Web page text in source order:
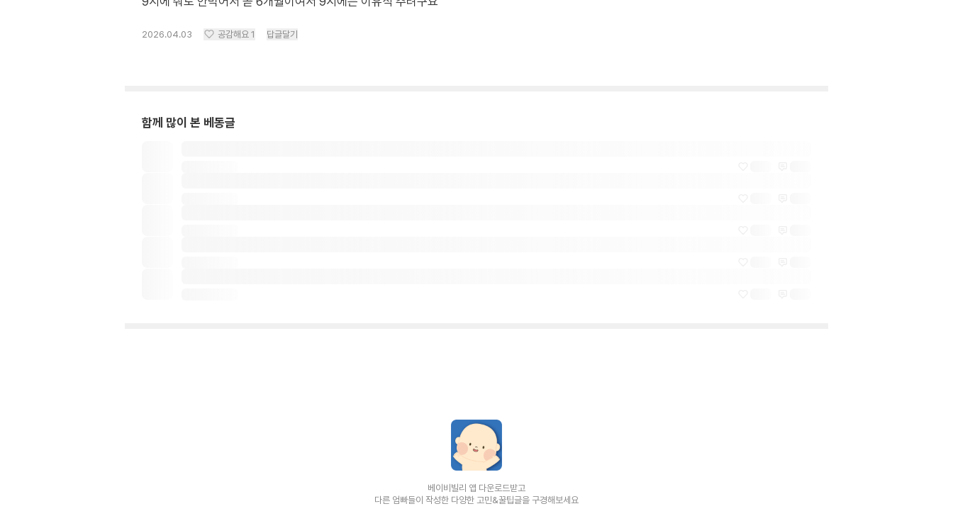
2026.04.03 공감해요 1 답글달기
함께 많이 본 베동글
베이비빌리 앱 다운로드받고
다른 엄빠들이 작성한 다양한 고민&꿀팁글을 구경해보세요